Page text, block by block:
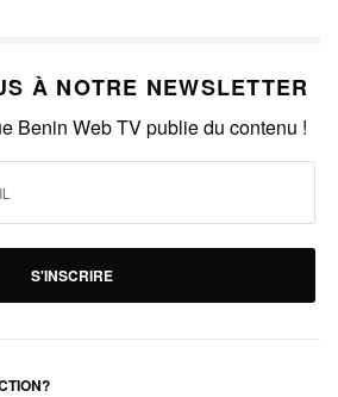
À NOTRE NEWSLETTER
Benin Web TV publie du contenu !
S'INSCRIRE